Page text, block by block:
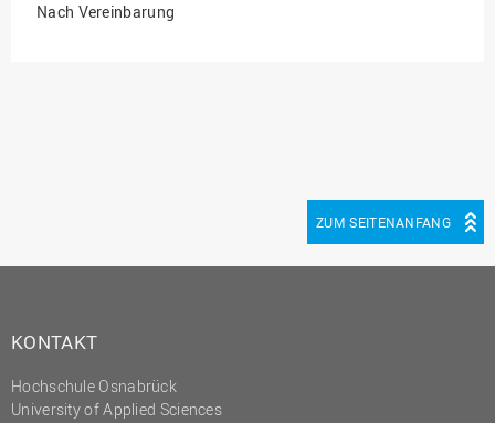
LearningCenter
Projekte des Präsidiums
(PMO)
Recht
Nach Vereinbarung
ZUM SEITENANFANG
KONTAKT
Hochschule Osnabrück
University of Applied Sciences